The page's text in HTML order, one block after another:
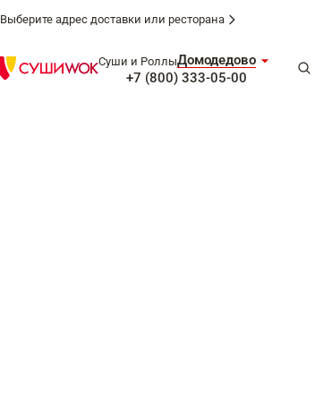
Выберите адрес доставки или ресторана
Суши и РоллыДомодедово
+7 (800) 333-05-00